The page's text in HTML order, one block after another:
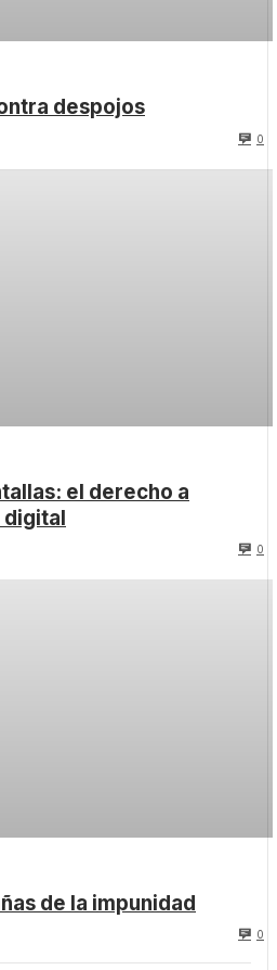
despojos
0
el derecho a
digital
0
de la impunidad
0